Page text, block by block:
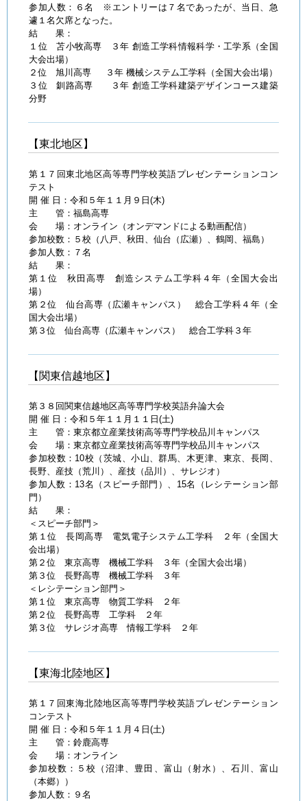
参加人数：６名 ※エントリーは７名であったが、当日、急
遽１名欠席となった。
結 果：
１位 苫小牧高専 ３年 創造工学科情報科学・工学系（全国
大会出場）
２位 旭川高専 ３年 機械システム工学科（全国大会出場）
３位 釧路高専 ３年 創造工学科建築デザインコース建築
分野
【東北地区】
第１７回東北地区高等専門学校英語プレゼンテーションコン
テスト
開 催 日：令和５年１１月９日(木)
主 管：福島高専
会 場：オンライン（オンデマンドによる動画配信）
参加校数：５校（八戸、秋田、仙台（広瀬）、鶴岡、福島）
参加人数：７名
結 果：
第１位 秋田高専 創造システム工学科４年（全国大会出
場）
第２位 仙台高専（広瀬キャンパス） 総合工学科４年（全
国大会出場）
第３位 仙台高専（広瀬キャンパス） 総合工学科３年
【関東信越地区】
第３８回関東信越地区高等専門学校英語弁論大会
開 催 日：令和５年１１月１１日(土)
主 管：東京都立産業技術高等専門学校品川キャンパス
会 場：東京都立産業技術高等専門学校品川キャンパス
参加校数：10校（茨城、小山、群馬、木更津、東京、長岡、
長野、産技（荒川）、産技（品川）、サレジオ）
参加人数：13名（スピーチ部門）、15名（レシテーション部
門）
結 果：
＜スピーチ部門＞
第１位 長岡高専 電気電子システム工学科 ２年（全国大
会出場）
第２位 東京高専 機械工学科 ３年（全国大会出場）
第３位 長野高専 機械工学科 ３年
＜レシテーション部門＞
第１位 東京高専 物質工学科 ２年
第２位 長野高専 工学科 ２年
第３位 サレジオ高専 情報工学科 ２年
【東海北陸地区】
第１７回東海北陸地区高等専門学校英語プレゼンテーション
コンテスト
開 催 日：令和５年１１月４日(土)
主 管：鈴鹿高専
会 場：オンライン
参加校数：５校（沼津、豊田、富山（射水）、石川、富山
（本郷））
参加人数：９名